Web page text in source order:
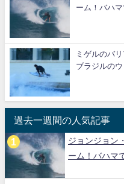
ーム！バハ
ミゲルのバ
ブラジルの
過去一週間の人気記事
ジョンジョン
ーム！バハマ